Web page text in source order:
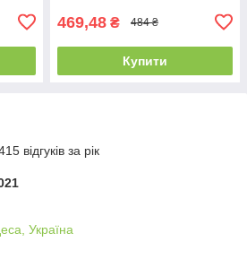
469,48 ₴ 484 ₴
Купити
відгуків за рік
Україна